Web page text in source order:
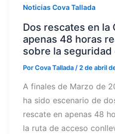
Noticias Cova Tallada
Dos rescates en la
apenas 48 horas
sobre la seguridad
PorCova Tallada / 2 de abril
A finales de Marzo de
ha sido escenario de
rescate en apenas 48
la ruta de acceso